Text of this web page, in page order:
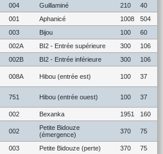
004 Guillaminé 210
40
001 Aphanicé 1008
504
003 Bijou 100
60
002A BI2 - Entrée supérieure 300
106
002B BI2 - Entrée inférieure 300 106
008A Hibou (entrée est) 100 37
751 Hibou (entrée ouest) 100 37
002 Bexanka 1951 160
002
Petite Bidouze
(émergence)
370 75
003 Petite Bidouze (perte) 370 75